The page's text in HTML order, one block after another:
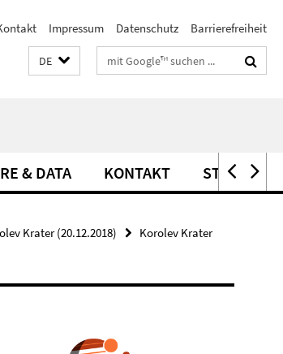
Impressum Datenschutz Barrierefreiheit
DE Suchbegriffe
& DATA KONTAKT STELLEN
Krater (20.12.2018)
Korolev Krater